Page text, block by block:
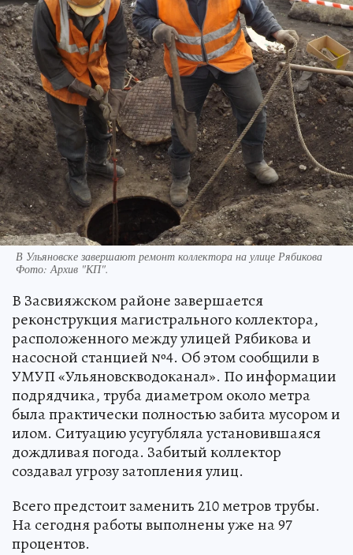
В Ульяновске завершают ремонт коллектора на улице Рябикова
Фото: Архив "КП".
В Засвияжском районе завершается
реконструкция магистрального коллектора,
расположенного между улицей Рябикова и
насосной станцией №4. Об этом сообщили в
УМУП «Ульяновскводоканал». По информации
подрядчика, труба диаметром около метра
была практически полностью забита мусором и
илом. Ситуацию усугубляла установившаяся
дождливая погода. Забитый коллектор
создавал угрозу затопления улиц.
Всего предстоит заменить 210 метров трубы.
На сегодня работы выполнены уже на 97
процентов.